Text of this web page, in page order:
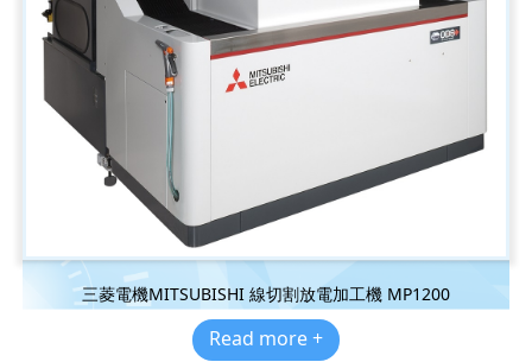
三菱電機MITSUBISHI 線切割放電加工機 MP1200
Read more +